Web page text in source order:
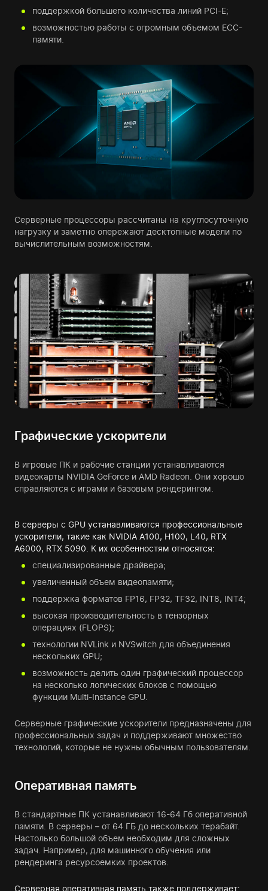
поддержкой большего количества линий PCI-E;
возможностью работы с огромным объемом ECC-
памяти.
Серверные процессоры рассчитаны на круглосуточную
нагрузку и заметно опережают десктопные модели по
вычислительным возможностям.
Графические ускорители
В игровые ПК и рабочие станции устанавливаются
видеокарты NVIDIA GeForce и AMD Radeon. Они хорошо
справляются с играми и базовым рендерингом.
В серверы с GPU устанавливаются профессиональные
ускорители, такие как NVIDIA A100, H100, L40, RTX
A6000, RTX 5090. К их особенностям относятся:
специализированные драйвера;
увеличенный объем видеопамяти;
поддержка форматов FP16, FP32, TF32, INT8, INT4;
высокая производительность в тензорных
операциях (FLOPS);
технологии NVLink и NVSwitch для объединения
нескольких GPU;
возможность делить один графический процессор
на несколько логических блоков с помощью
функции Multi-Instance GPU.
Серверные графические ускорители предназначены для
профессиональных задач и поддерживают множество
технологий, которые не нужны обычным пользователям.
Оперативная память
В стандартные ПК устанавливают 16-64 Гб оперативной
памяти. В серверы – от 64 ГБ до нескольких терабайт.
Настолько большой объем необходим для сложных
задач. Например, для машинного обучения или
рендеринга ресурсоемких проектов.
Серверная оперативная память также поддерживает: